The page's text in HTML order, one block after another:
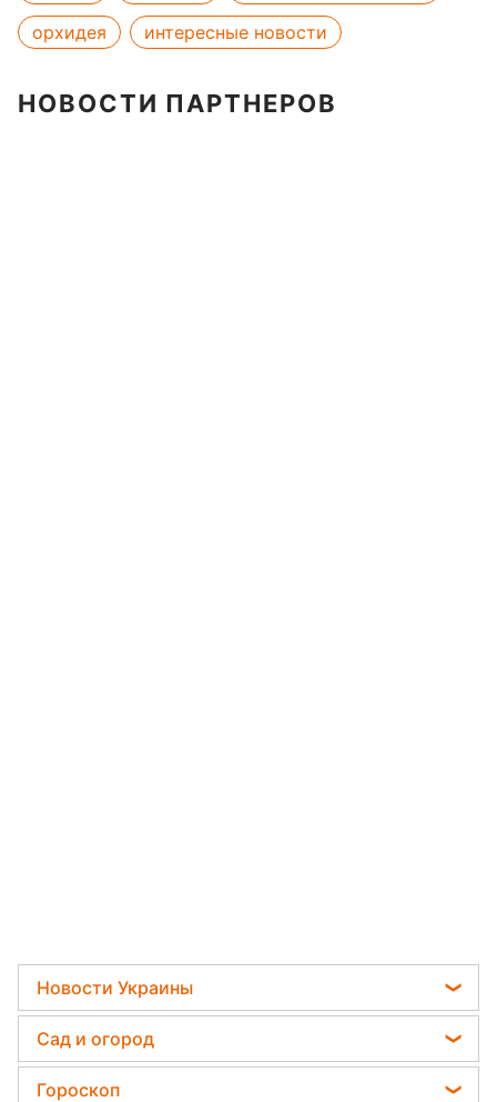
орхидея
интересные новости
НОВОСТИ ПАРТНЕРОВ
Новости Украины
Телеграм новости Украины
Пенсии в Украине
Сад и огород
Садовод назвал самое эффективное средство
Гороскоп